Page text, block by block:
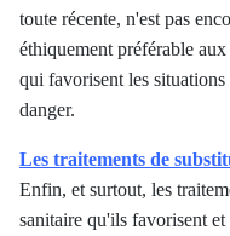
toute récente, n'est pas
éthiquement préférable
qui favorisent les situations
danger.
Les traitements de
Enfin, et surtout, les
sanitaire qu'ils favorisent